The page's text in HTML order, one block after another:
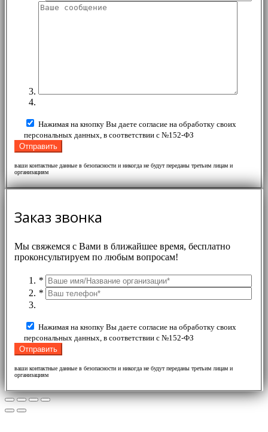
Нажимая на кнопку Вы даете согласие на обработку своих
персональных данных, в соответствии с №152-ФЗ
ваши контактные данные в безопасности и никогда не будут переданы третьим лицам и
организациям
Заказ звонка
Мы свяжемся с Вами в ближайшее время, бесплатно
проконсультируем по любым вопросам!
*
*
Нажимая на кнопку Вы даете согласие на обработку своих
персональных данных, в соответствии с №152-ФЗ
ваши контактные данные в безопасности и никогда не будут переданы третьим лицам и
организациям